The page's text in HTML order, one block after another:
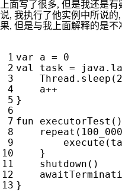
上面写了很多, 但是我还是
说, 我执行了他实例中所说
果, 但是与我上面解释的是
var a =
0
val
task = java .
Thread . sleep (
a++
}
fun
executorTest ()
repeat ( 100 _000
execute (
}
shutdown ()
}